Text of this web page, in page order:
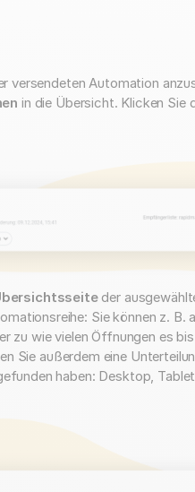
versendeten Automation
in die Übersicht. Klicken Sie
der
Sie können z. B.
zu wie vielen Öffnungen es
Sie außerdem eine
haben: Desktop,